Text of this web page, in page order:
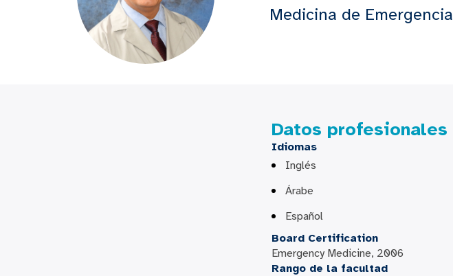
Medicina de Emergencia
Datos profesionales
Idiomas
Inglés
Árabe
Español
Board Certification
Emergency Medicine, 2006
Rango de la facultad